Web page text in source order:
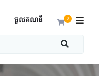
0
ចូលគណនី